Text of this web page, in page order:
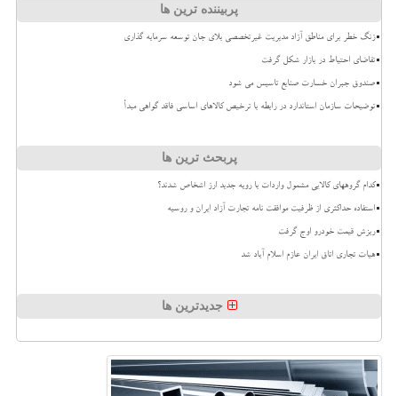
پربیننده ترین ها
زنگ خطر برای مناطق آزاد مدیریت غیرتخصصی بلای جان توسعه سرمایه گذاری
تقاضای احتیاط در بازار شکل گرفت
صندوق جبران خسارت صنایع تاسیس می شود
توضیحات سازمان استاندارد در رابطه با ترخیص کالاهای اساسی فاقد گواهی مبدأ
پربحث ترین ها
کدام گروههای کالایی مشمول واردات با رویه جدید ارز اشخاص شدند؟
استفاده حداکثری از ظرفیت موافقت نامه تجارت آزاد ایران و روسیه
ریزش قیمت خودرو اوج گرفت
هیات تجاری اتاق ایران عازم اسلام آباد شد
جدیدترین ها